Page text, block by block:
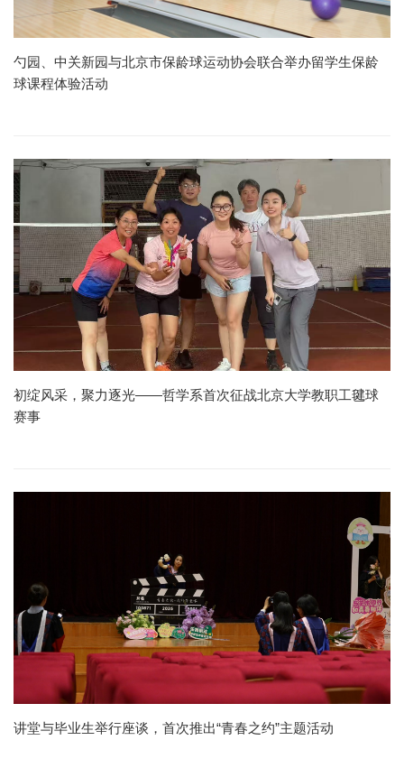
勺园、中关新园与北京市保龄球运动协会联合举办留学生保龄
球课程体验活动
初绽风采，聚力逐光——哲学系首次征战北京大学教职工毽球
赛事
讲堂与毕业生举行座谈，首次推出“青春之约”主题活动